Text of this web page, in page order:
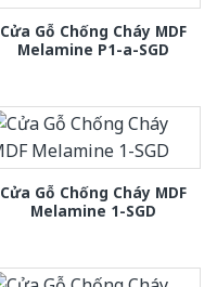
Cửa Gỗ Chống Cháy MDF
Melamine P1-a-SGD
Cửa Gỗ Chống Cháy MDF
Melamine 1-SGD